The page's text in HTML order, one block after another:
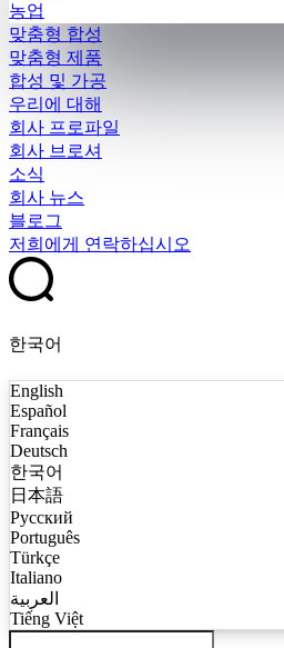
농업
맞춤형 합성
맞춤형 제품
합성 및 가공
우리에 대해
회사 프로파일
회사 브로셔
소식
회사 뉴스
블로그
저희에게 연락하십시오
한국어
English
Español
Français
Deutsch
한국어
日本語
Русский
Português
Türkçe
Italiano
العربية
Tiếng Việt